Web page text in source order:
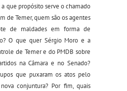
que propósito serve o chamado
de Temer, quem são os agentes
de maldades em forma de
O que quer Sérgio Moro e a
de Temer e do PMDB sobre
na Câmara e no Senado?
que puxaram os atos pelo
conjuntura? Por fim, quais